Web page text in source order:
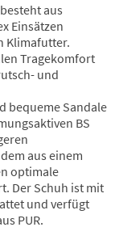
aus
Einsätzen
Klimafutter.
Tragekomfort
und
bequeme Sandale
BS
aus einem
optimale
Der Schuh ist mit
und verfügt
PUR.